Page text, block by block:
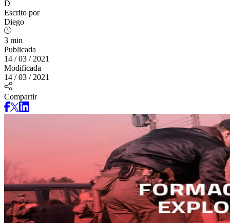
D
Escrito por
Diego
3 min
Publicada
14 / 03 / 2021
Modificada
14 / 03 / 2021
Compartir